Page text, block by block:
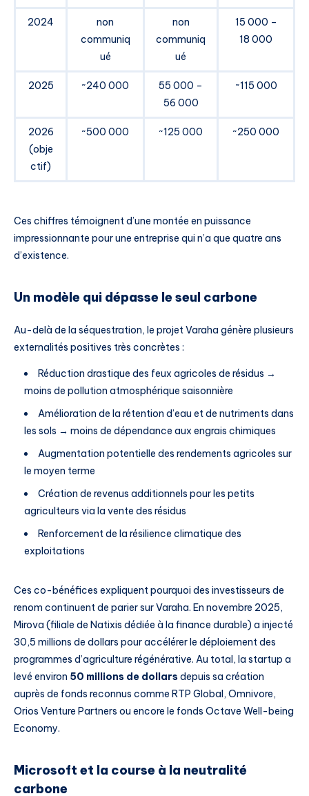
2024
non
communiq
ué
non
communiq
ué
15 000 –
18 000
2025 ~240 000
55 000 –
56 000
~115 000
2026
(obje
ctif)
~500 000 ~125 000 ~250 000
Ces chiffres témoignent d’une montée en puissance
impressionnante pour une entreprise qui n’a que quatre ans
d’existence.
Un modèle qui dépasse le seul carbone
Au-delà de la séquestration, le projet Varaha génère plusieurs
externalités positives très concrètes :
Réduction drastique des feux agricoles de résidus →
moins de pollution atmosphérique saisonnière
Amélioration de la rétention d’eau et de nutriments dans
les sols → moins de dépendance aux engrais chimiques
Augmentation potentielle des rendements agricoles sur
le moyen terme
Création de revenus additionnels pour les petits
agriculteurs via la vente des résidus
Renforcement de la résilience climatique des
exploitations
Ces co-bénéfices expliquent pourquoi des investisseurs de
renom continuent de parier sur Varaha. En novembre 2025,
Mirova (filiale de Natixis dédiée à la finance durable) a injecté
30,5 millions de dollars pour accélérer le déploiement des
programmes d’agriculture régénérative. Au total, la startup a
levé environ 50 millions de dollars depuis sa création
auprès de fonds reconnus comme RTP Global, Omnivore,
Orios Venture Partners ou encore le fonds Octave Well-being
Economy.
Microsoft et la course à la neutralité
carbone